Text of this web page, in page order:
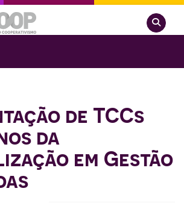
Pesquisar
de TCCs
da
em Gestão